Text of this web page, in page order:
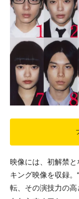
映像には、初解禁と
キング映像を収録。
転、その演技力の